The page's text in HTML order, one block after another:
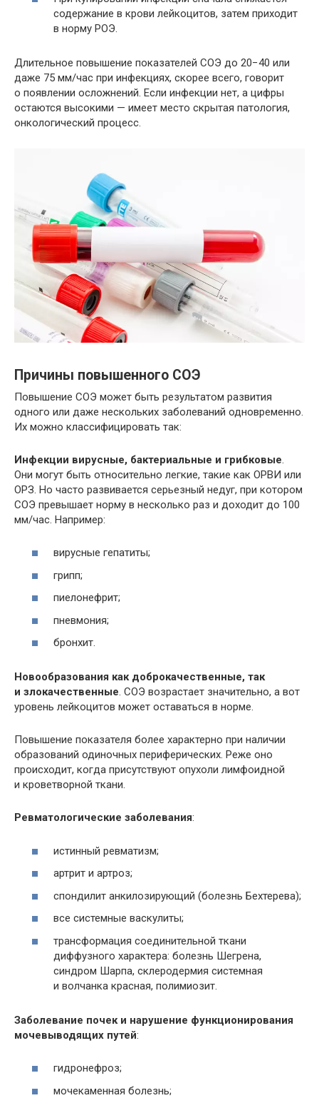
содержание в крови лейкоцитов, затем приходит
в норму РОЭ.
Длительное повышение показателей СОЭ до 20−40 или
даже 75 мм/час при инфекциях, скорее всего, говорит
о появлении осложнений. Если инфекции нет, а цифры
остаются высокими — имеет место скрытая патология,
онкологический процесс.
Причины повышенного СОЭ
Повышение СОЭ может быть результатом развития
одного или даже нескольких заболеваний одновременно.
Их можно классифицировать так:
Инфекции вирусные, бактериальные и грибковые.
Они могут быть относительно легкие, такие как ОРВИ или
ОРЗ. Но часто развивается серьезный недуг, при котором
СОЭ превышает норму в несколько раз и доходит до 100
мм/час. Например:
вирусные гепатиты;
грипп;
пиелонефрит;
пневмония;
бронхит.
Новообразования как доброкачественные, так
и злокачественные. СОЭ возрастает значительно, а вот
уровень лейкоцитов может оставаться в норме.
Повышение показателя более характерно при наличии
образований одиночных периферических. Реже оно
происходит, когда присутствуют опухоли лимфоидной
и кроветворной ткани.
Ревматологические заболевания:
истинный ревматизм;
артрит и артроз;
спондилит анкилозирующий (болезнь Бехтерева);
все системные васкулиты;
трансформация соединительной ткани
диффузного характера: болезнь Шегрена,
синдром Шарпа, склеродермия системная
и волчанка красная, полимиозит.
Заболевание почек и нарушение функционирования
мочевыводящих путей:
гидронефроз;
мочекаменная болезнь;